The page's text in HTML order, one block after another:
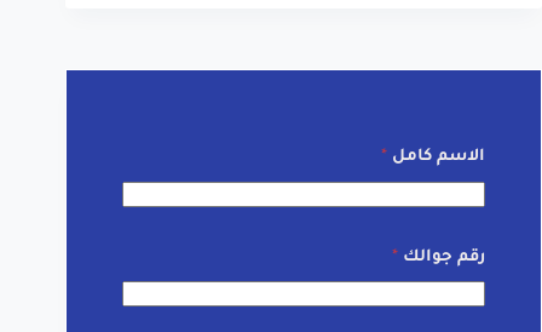
الاسم كامل *
رقم جوالك *